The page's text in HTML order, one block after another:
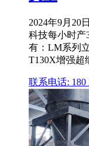
2024年9月20
科技每小时产
有：LM系列
T130X增强超
联系电话: 180